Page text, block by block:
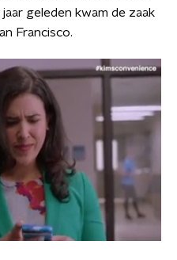
geleden kwam de zaak
Francisco.